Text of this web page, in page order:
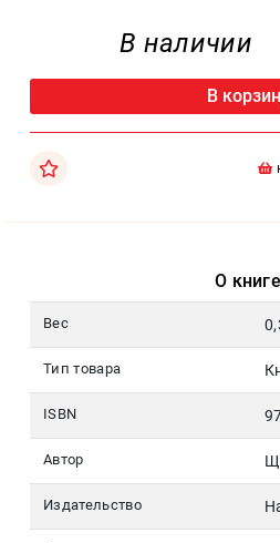
В наличии
В
О книге
Вес
Тип товара
ISBN
Автор
Издательство
magazin.ru